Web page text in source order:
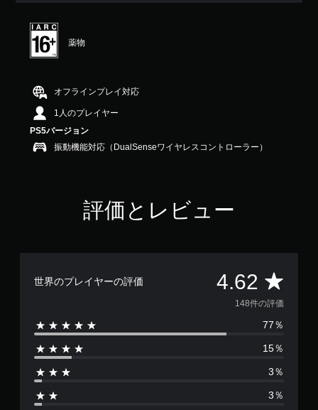
評
価
は
階
の
4
6
薬物
オフラインプレイ対応
1人のプレイヤー
PS5バージョン
振動機能対応（DualSenseワイヤレスコントローラー）
評価とレビュー
世界のプレイヤーの評価 4.62 評
価
数
は
148件の評価
77％
15％
3％
3％